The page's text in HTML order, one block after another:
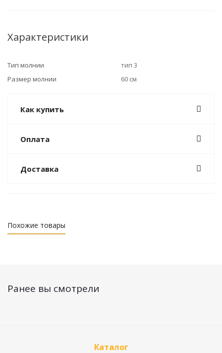
Характеристики
Тип молнии
тип 3
Размер молнии
60 см
Как купить
Оплата
Доставка
Похожие товары
Ранее вы смотрели
Каталог